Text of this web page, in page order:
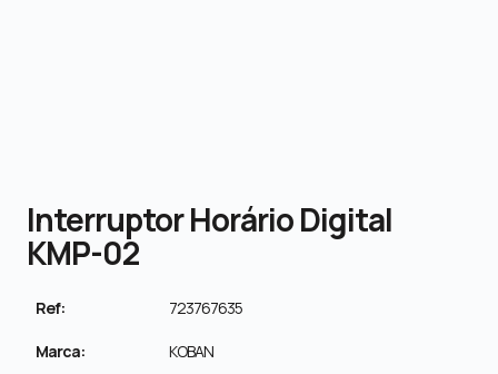
Interruptor Horário Digital
KMP-02
Ref: 723767635
Marca: KOBAN